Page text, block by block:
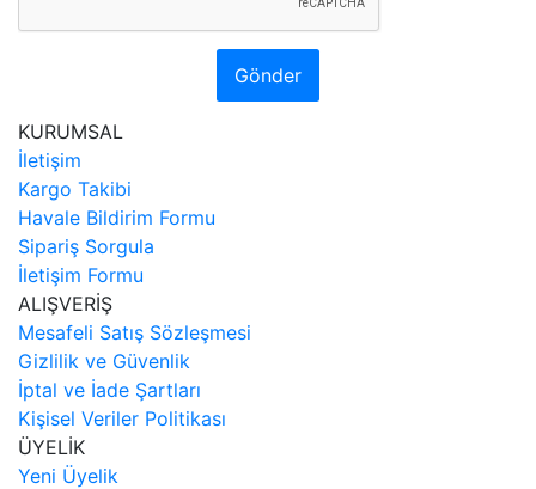
Gönder
KURUMSAL
İletişim
Kargo Takibi
Havale Bildirim Formu
Sipariş Sorgula
İletişim Formu
ALIŞVERİŞ
Mesafeli Satış Sözleşmesi
Gizlilik ve Güvenlik
İptal ve İade Şartları
Kişisel Veriler Politikası
ÜYELİK
Yeni Üyelik